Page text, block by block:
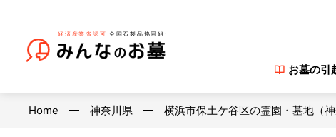
お墓の引
Home 神奈川県 横浜市保土ケ谷区の霊園・墓地（神